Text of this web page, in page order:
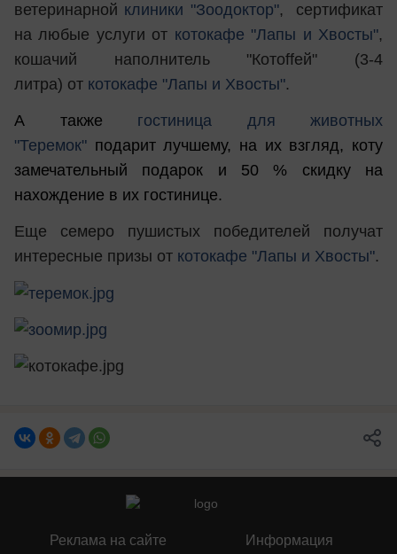
ветеринарной клиники "Зоодоктор", сертификат
на любые услуги от котокафе "Лапы и Хвосты",
кошачий наполнитель "Котоffей" (3-4
литра) от котокафе "Лапы и Хвосты".
А также гостиница для животных
"Теремок" подарит лучшему, на их взгляд, коту
замечательный подарок и 50 % скидку на
нахождение в их гостинице.
Еще семеро пушистых победителей получат
интересные призы от котокафе "Лапы и Хвосты".
Реклама на сайте Информация